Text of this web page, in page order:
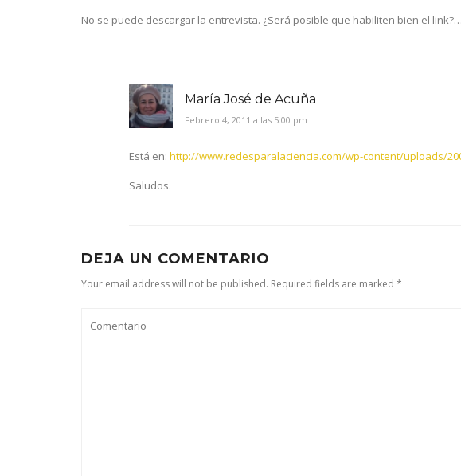
No se puede descargar la entrevista. ¿Será posible que habiliten bien el
María José de Acuña
Febrero 4, 2011 a las 5:00 pm
Está en: http://www.redesparalaciencia.com/wp-content/uploads/
Saludos.
DEJA UN COMENTARIO
Your email address will not be published. Required fields are marked *